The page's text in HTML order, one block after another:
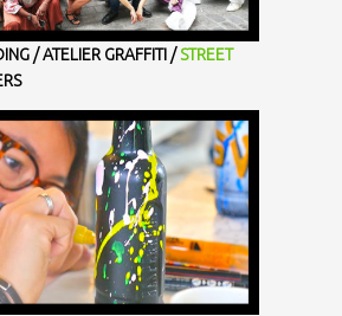
/ ATELIER GRAFFITI /STREET